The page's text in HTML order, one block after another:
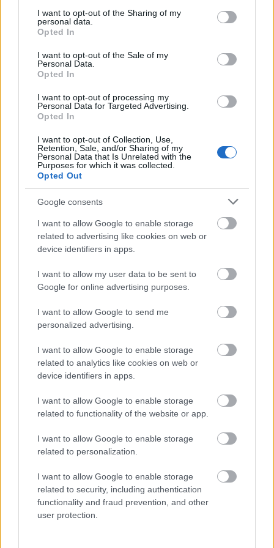
not limited to your visit or usage behaviour. You may click to
grant or deny consent to Google and its third-party tags to
use your data for below specified purposes in below Google
consent section.
I want to opt-out of the Sharing of my
personal data.
Opted In
I want to opt-out of the Sale of my
Personal Data.
Opted In
I want to opt-out of processing my
Personal Data for Targeted Advertising.
Opted In
I want to opt-out of Collection, Use,
Retention, Sale, and/or Sharing of my
Personal Data that Is Unrelated with the
Purposes for which it was collected.
Opted Out
Google consents
I want to allow Google to enable storage
related to advertising like cookies on web or
device identifiers in apps.
I want to allow my user data to be sent to
Google for online advertising purposes.
I want to allow Google to send me
personalized advertising.
I want to allow Google to enable storage
related to analytics like cookies on web or
device identifiers in apps.
I want to allow Google to enable storage
related to functionality of the website or app.
I want to allow Google to enable storage
related to personalization.
I want to allow Google to enable storage
related to security, including authentication
functionality and fraud prevention, and other
user protection.
clay
18 éve
Nemrég megvettem a Traumát dvd-n, de még nem
néztem meg. Arról mi a véleményetek?
Beyonder
18 éve
Én is Profondo Rosso párti vagyok, de ez is ott van a
nyomában.
Wostry Ferenc
Trauma nagyon gyenge, Fantasma dell'opera pedig
Argento legrosszabb filmje.
ebolacola
18 éve
itt is a Profondo Rosso a nyerő, a Suspiria szintén
közel áll a szívemhez. az Inferno első felét imádom, a
végére valahogy elvesztettem az érdeklődést, bár
van pár tökéletes jelenet ott is. a Harmadikkal
bajban vagyok. sokszor megcsillan, de
összességében nem oké nálam, feszültség zéró.
kíváncsian várom WF kritikáját róla, hátha új
megvilágításba helyezi a filmet.
18 éve
Nálam a phenomena legnagyobb kedvenc,még
akkor is ha vannak benne hibák.